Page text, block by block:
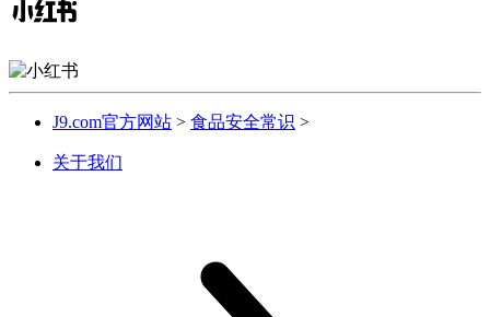
J9.com官方网站 > 食品安全常识 >
关于我们